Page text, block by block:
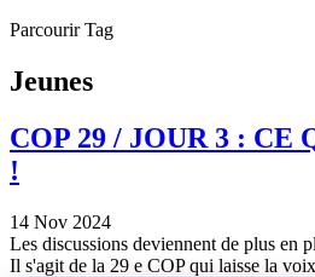
Parcourir Tag
Jeunes
COP 29 / JOUR 3 : CE
!
14 Nov 2024
Les discussions deviennent de plus en
Il s'agit de la 29 e COP qui laisse la